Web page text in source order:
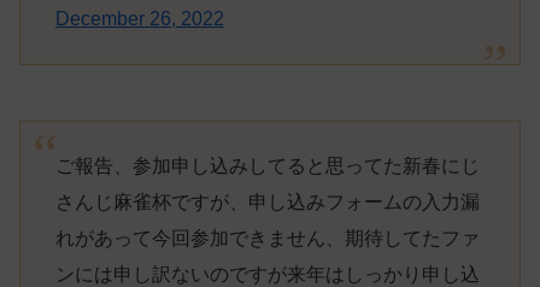
December 26, 2022
ご報告、参加申し込みしてると思ってた新春にじ
さんじ麻雀杯ですが、申し込みフォームの入力漏
れがあって今回参加できません、期待してたファ
ンには申し訳ないのですが来年はしっかり申し込